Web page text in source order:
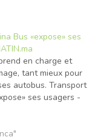
Bus «expose» ses
en charge et
tant mieux pour
autobus. Transport
ses usagers -